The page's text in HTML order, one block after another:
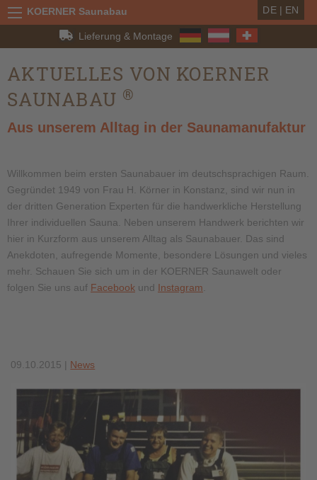
KOERNER Saunabau DE | EN
Lieferung & Montage
AKTUELLES VON KOERNER
SAUNABAU ®
Aus unserem Alltag in der Saunamanufaktur
Willkommen beim ersten Saunabauer im deutschsprachigen Raum.
Gegründet 1949 von Frau H. Körner in Konstanz, sind wir nun in
der dritten Generation Experten für die handwerkliche Herstellung
Ihrer individuellen Sauna. Neben unserem Handwerk berichten wir
hier in Kurzform aus unserem Alltag als Saunabauer. Das sind
Anekdoten, aufregende Momente, besondere Lösungen und vieles
mehr. Schauen Sie sich um in der KOERNER Saunawelt oder
folgen Sie uns auf Facebookund Instagram
09.10.2015 | News